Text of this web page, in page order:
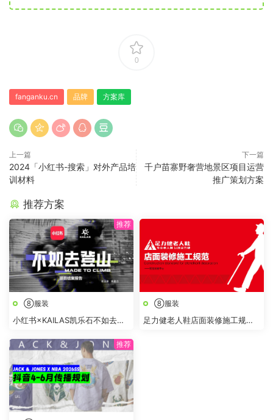
0
fanganku.cn 品牌 方案库
上一篇
2024「小红书-搜索」对外产品培
训材料
下一篇
千户苗寨野奢营地景区项目运营
推广策划方案
推荐方案
⑧服装
小红书×KAILAS凯乐石不如去登
⑧服装
足力健老人鞋店面装修施工规范